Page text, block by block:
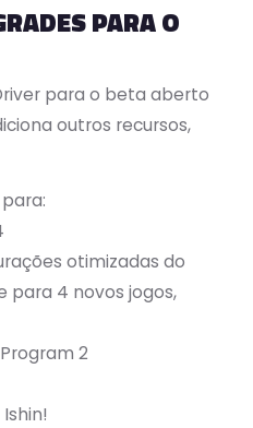
PARA O
para o beta aberto
outros recursos,
otimizadas do
para 4 novos jogos,
2